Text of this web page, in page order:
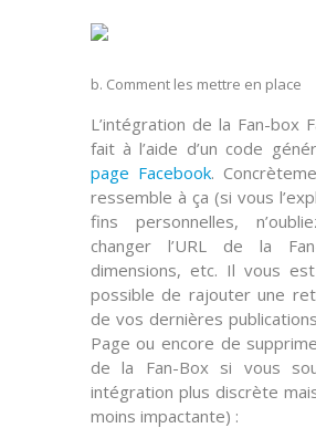
b. Comment les mettre en place
L’intégration de la Fan-box
fait à l’aide d’un code
page Facebook.
ressemble à ça (si vous
fins personnelles,
changer l’URL de la
dimensions, etc. Il vous
possible de rajouter une
de vos dernières publications
Page ou encore de
de la Fan-Box si vous
intégration plus discrète
moins impactante) :